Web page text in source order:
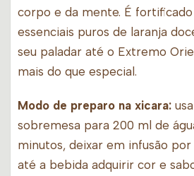
corpo e da mente. É
essenciais puros de laranja
seu paladar até o Extremo
mais do que especial.
Modo de preparo na xicara:
sobremesa para 200 ml de
minutos, deixar em infusão
até a bebida adquirir cor e